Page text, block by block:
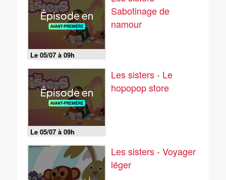
Le 05/07 à 09h
Sabotinage de
namour
Le 05/07 à 09h
Les sisters - Le
hopopop store
Les sisters - Voyager
léger